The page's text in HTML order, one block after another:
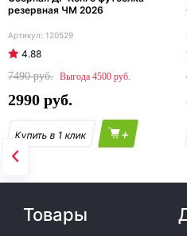
резервная ЧМ 2026
120529
4.88
7490
4500
2990
+
Товары